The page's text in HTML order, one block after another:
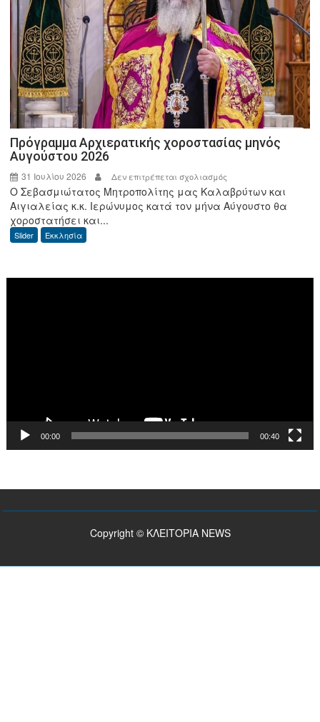
Σχοινά
και
τον
Διοικητή
της
ΑΑΔΕ
Πρόγραμμα Αρχιερατικής χοροστασίας μηνός
Αυγούστου 2026
31 Ιουλίου 2026 Δεν επιτρέπεται σχολιασμός
Πρόγραμμα
Αρχιερατικής
Ο Σεβασμιώτατος Μητροπολίτης μας Καλαβρύτων και
Αιγιαλείας κ.κ. Ιερώνυμος κατά τον μήνα Αύγουστο θα
χοροστατήσει και...
Slider Εκκλησία
00:00 00:40
Copyright © ΚΛΕΙΤΟΡΙΑ NEWS